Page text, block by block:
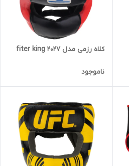
کلاه رزمی مدل fiter king 2027
ناموجود